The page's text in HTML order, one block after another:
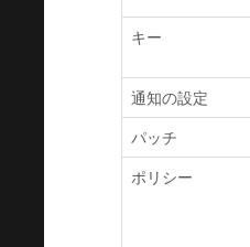
キー
通知の設定
パッチ
ポリシー